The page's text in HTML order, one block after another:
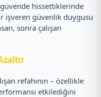
hissettiklerinde
işveren güvenlik duygusu
sonra çalışan
refahının – özellikle
etkilediğini